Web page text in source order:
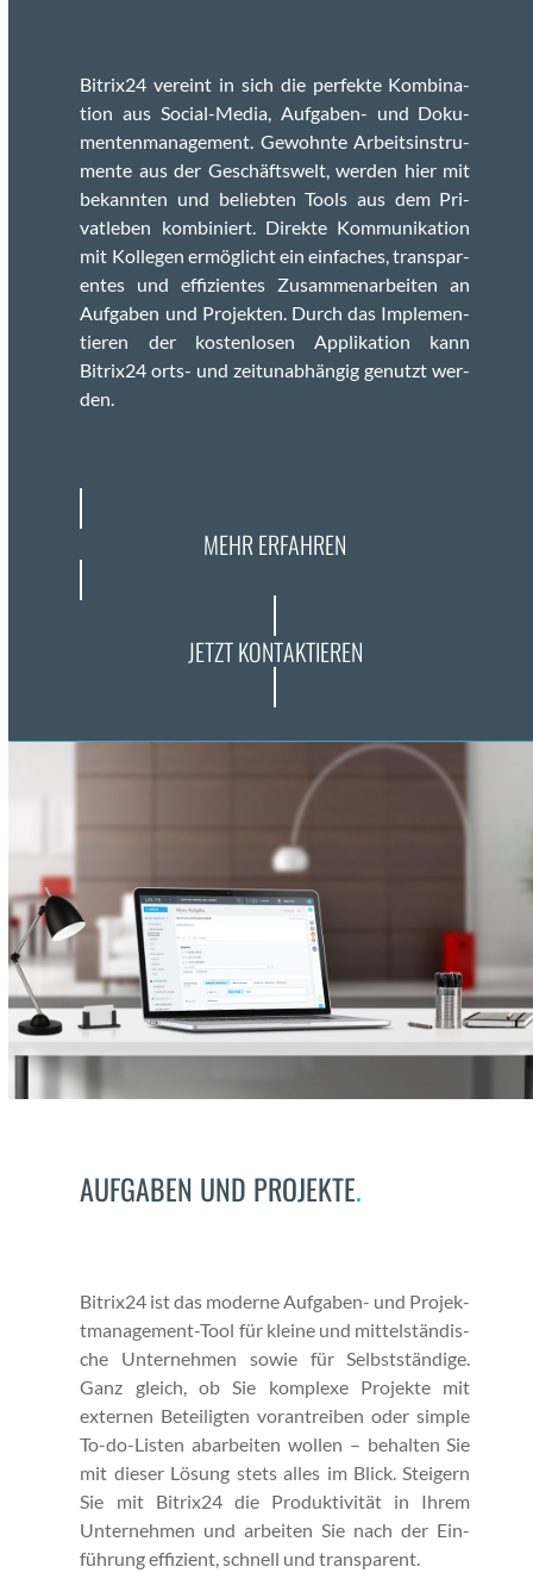
Bitrix24 vere­int in sich die per­fek­te Kom­bi­na­
tion aus Social-Media, Auf­gaben- und Doku­
menten­man­age­ment. Gewohnte Arbeitsin­stru­
mente aus der Geschäftswelt, wer­den hier mit
bekan­nten und beliebten Tools aus dem Pri­
vatleben kom­biniert. Direk­te Kom­mu­nika­tion
mit Kol­le­gen ermöglicht ein ein­fach­es, trans­par­
entes und effizientes Zusam­me­nar­beit­en an
Auf­gaben und Pro­jek­ten. Durch das Imple­men­
tieren der kosten­losen App­lika­tion kann
Bitrix24 orts- und zeitun­ab­hängig genutzt wer­
den.
MEHR ERFAHREN
JETZT KONTAKTIEREN
AUFGABEN UND PROJEKTE.
Bitrix24 ist das mod­erne Auf­gaben- und Pro­jek­
t­man­age­ment-Tool für kleine und mit­tel­ständis­
che Unternehmen sowie für Selb­st­ständi­ge.
Ganz gle­ich, ob Sie kom­plexe Pro­jek­te mit
exter­nen Beteiligten vorantreiben oder sim­ple
To-do-Lis­ten abar­beit­en wollen – behal­ten Sie
mit dieser Lösung stets alles im Blick. Steigern
Sie mit Bitrix24 die Pro­duk­tiv­ität in Ihrem
Unternehmen und arbeit­en Sie nach der Ein­
führung effizient, schnell und trans­par­ent.